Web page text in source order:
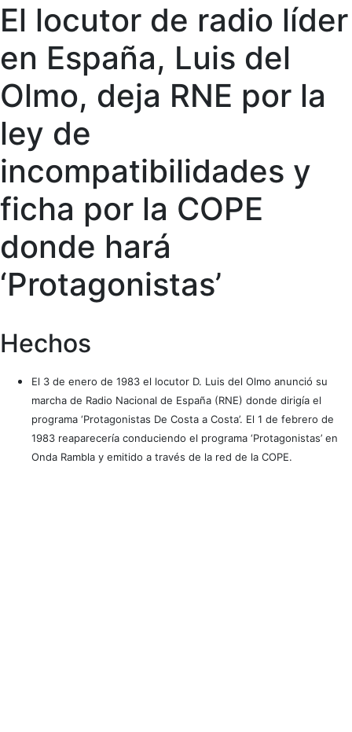
El locutor de radio líder
en España, Luis del
Olmo, deja RNE por la
ley de
incompatibilidades y
ficha por la COPE
donde hará
‘Protagonistas’
Hechos
El 3 de enero de 1983 el locutor D. Luis del Olmo anunció su
marcha de Radio Nacional de España (RNE) donde dirigía el
programa ‘Protagonistas De Costa a Costa’. El 1 de febrero de
1983 reaparecería conduciendo el programa ‘Protagonistas’ en
Onda Rambla y emitido a través de la red de la COPE.